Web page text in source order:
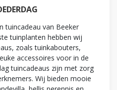
tuincadeau van Beeker
tuinplanten hebben wij
zoals tuinkabouters,
accessoires voor in de
tuincadeaus zijn met zorg
Wij bieden mooie